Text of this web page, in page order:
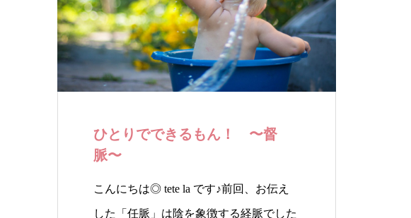
ひとりでできるもん！ 〜督
脈〜
こんにちは◎ tete la です♪前回、お伝え
した「任脈」は陰を象徴する経脈でした